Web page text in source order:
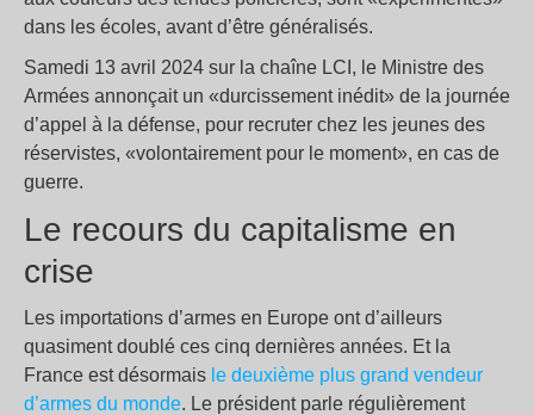
dans les écoles, avant d’être généralisés.
Samedi 13 avril 2024 sur la chaîne LCI, le Ministre des
Armées annonçait un «durcissement inédit» de la journée
d’appel à la défense, pour recruter chez les jeunes des
réservistes, «volontairement pour le moment», en cas de
guerre.
Le recours du capitalisme en
crise
Les importations d’armes en Europe ont d’ailleurs
quasiment doublé ces cinq dernières années. Et la
France est désormais le deuxième plus grand vendeur
d’armes du monde. Le président parle régulièrement